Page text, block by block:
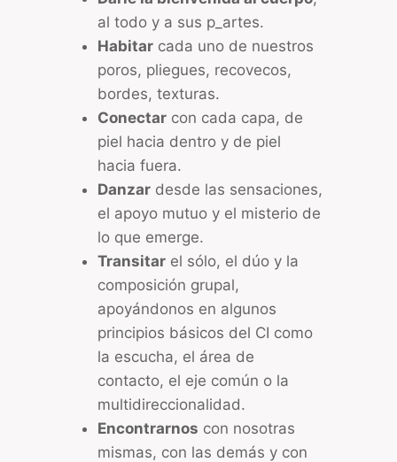
al todo y a sus p_artes.
Habitarcada uno de nuestros
poros, pliegues, recovecos,
bordes, texturas.
Conectarcon cada capa, de
piel hacia dentro y de piel
hacia fuera.
Danzardesde las sensaciones,
el apoyo mutuo y el misterio de
lo que emerge.
Transitarel sólo, el dúo y la
composición grupal,
apoyándonos en algunos
principios básicos del CI como
la escucha, el área de
contacto, el eje común o la
multidireccionalidad.
Encontrarnos con nosotras
mismas, con las demás y con